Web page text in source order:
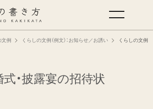
文例 くらしの文例（例文）：お知らせ／お誘い くらしの文例（
式・披露宴の招待状
方